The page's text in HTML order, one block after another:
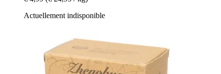
Actuellement indisponible